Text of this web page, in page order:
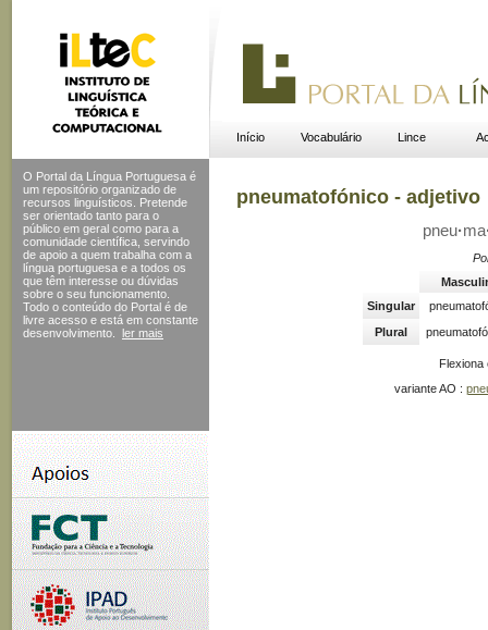
Início Vocabulário Lince
O Portal da Língua Portuguesa é
um repositório organizado de
recursos linguísticos. Pretende
ser orientado tanto para o
público em geral como para a
comunidade científica, servindo
de apoio a quem trabalha com a
língua portuguesa e a todos os
que têm interesse ou dúvidas
sobre o seu funcionamento.
Todo o conteúdo do Portal é de
livre acesso e está em constante
desenvolvimento.
ler mais
pneumatofónico - adjetivo
pneu·ma
Singular
Plural
variante AO :